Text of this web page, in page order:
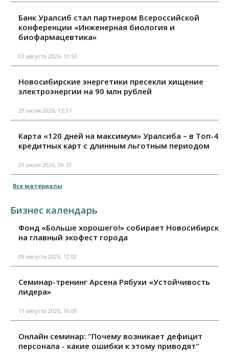
Банк Уралсиб стал партнером Всероссийской
конференции «Инженерная биология и
биофармацевтика»
03 августа 2026, 10:53
Новосибирские энергетики пресекли хищение
электроэнергии на 90 млн рублей
29 июля 2026, 13:37
Карта «120 дней на максимум» Уралсиба – в Топ-4
кредитных карт с длинным льготным периодом
29 июля 2026, 09:10
Все материалы
Бизнес календарь
Фонд «Больше хорошего!» собирает Новосибирск
на главный экофест города
09 августа 2026, 12:00
Семинар-тренинг Арсена Рябухи «Устойчивость
лидера»
11 августа 2026, 10:00
Онлайн семинар: "Почему возникает дефицит
персонала - какие ошибки к этому приводят"